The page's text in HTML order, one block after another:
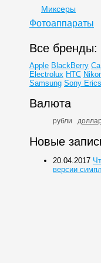
Миксеры
Фотоаппараты
Все бренды:
Apple BlackBerry
Electrolux HTC
Samsung Sony
Валюта
рубли
Новые
20.04.2017
версии